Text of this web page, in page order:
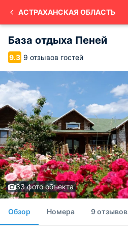
АСТРАХАНСКАЯ ОБЛАСТЬ
База отдыха Пеней
9.3 9 отзывов гостей
33 фото объекта
Обзор Номера 9 отзывов